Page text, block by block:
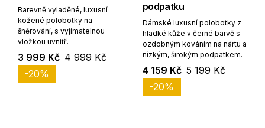
Barevně vyladěné, luxusní
kožené polobotky na
šněrování, s vyjímatelnou
vložkou uvnitř.
3 999 Kč 4 999 Kč
-20%
podpatku
Dámské luxusní polobotky z
hladké kůže v černé barvě s
ozdobným kováním na nártu a
nízkým, širokým podpatkem.
4 159 Kč 5 199 Kč
-20%